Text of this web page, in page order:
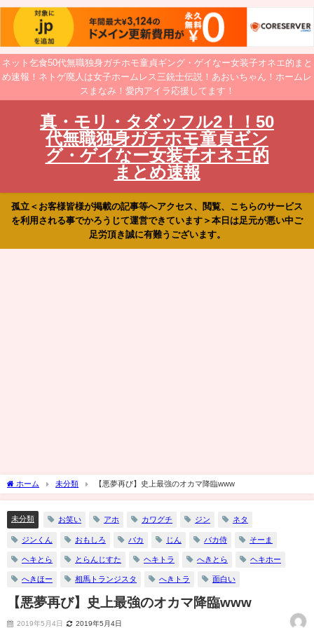
ネット乞食50代無職独身ガチホモ童貞ギング・ゲイなー女装子オネエ的まと
め速報！ネトゲ廃人は女子ホームレス三銃士伝説！あおいちゃん！ホームレ
スまなみ！愛内アイラ応援してます！
真・モリ・タダッフル2！！50
代無職独身ガチホモ童貞ギン
グ・ゲイなー女装子オネエ的
まとめ速報
孤立＜お客様皆様が掲載の記事等へアクセス、閲覧、こちらのサービス
を利用される事でかろうじて運営できています＞本日は足元が悪い中ご
足労頂き誠に有難うございます。
ホーム 未分類 【悪夢再び】史上最強のオカマ降臨www
未分類 お笑い アホ カワグチ ジン ネタ
ジンくん おもしろ バカ じん バカ侍 そーま
ヘキとら とらんじすた ヘキトラ へきとら ヘキホー
へきほー 相馬トランジスタ へきトラ 面白い
【悪夢再び】史上最強のオカマ降臨www
2019年5月4日 2019年5月4日